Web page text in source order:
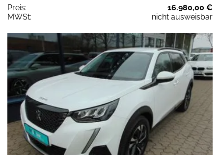
Preis:
16.980,00 €
MWSt:
nicht ausweisbar